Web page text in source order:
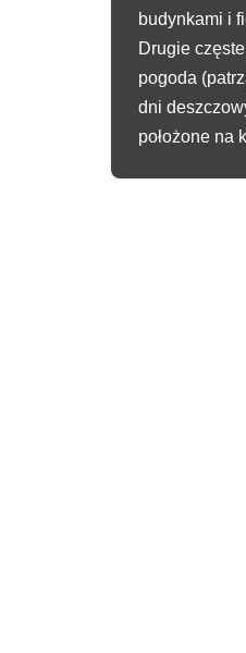
budynkami i
Drugie
pogoda
dni
położone na